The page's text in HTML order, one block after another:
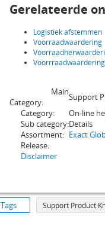
Gerelateerde
Logistiek afstemmen
Voorraadwaardering
Voorrraadwaardering
Main
Category:
Support
Category:
On-line
Sub category:Details
Assortment: Exact
Release:
Disclaimer
Tags Support Product